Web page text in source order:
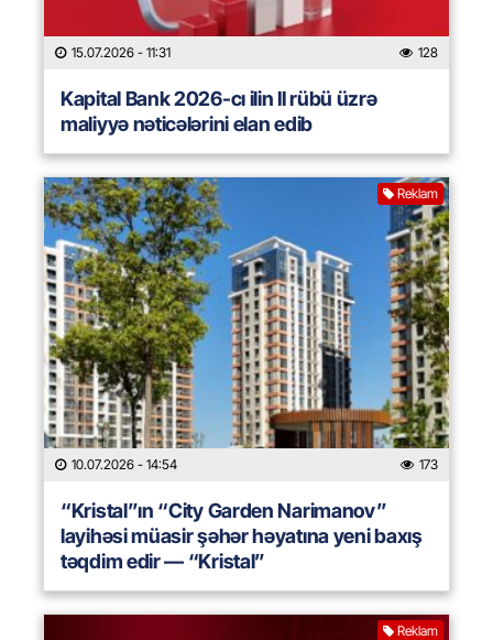
15.07.2026 - 11:31 128
Kapital Bank 2026-cı ilin II rübü üzrə
maliyyə nəticələrini elan edib
Reklam
10.07.2026 - 14:54 173
“Kristal”ın “City Garden Narimanov”
layihəsi müasir şəhər həyatına yeni baxış
təqdim edir — “Kristal”
Reklam